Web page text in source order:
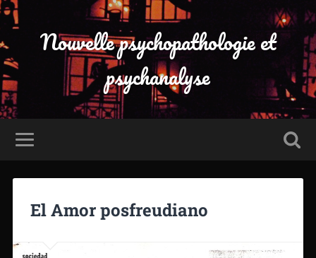
Nouvelle psychopathologie et
psychanalyse
El Amor posfreudiano